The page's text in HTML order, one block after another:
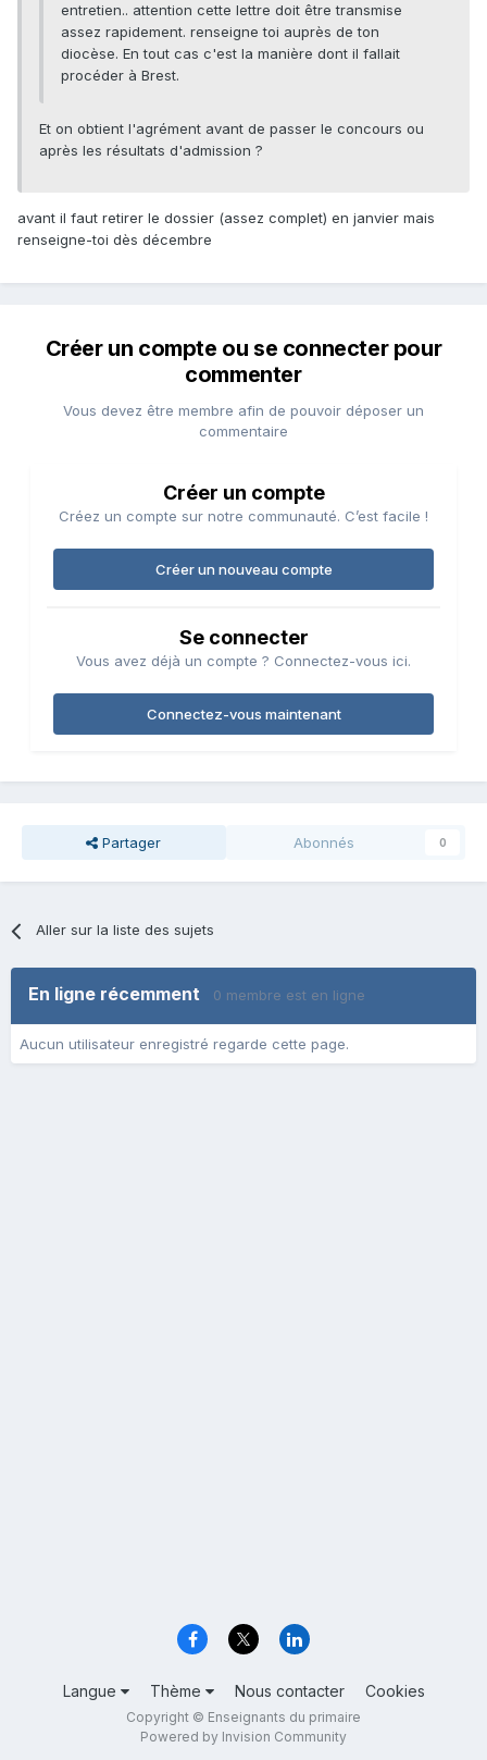
entretien.. attention cette lettre doit être transmise
assez rapidement. renseigne toi auprès de ton
diocèse. En tout cas c'est la manière dont il fallait
procéder à Brest.
Et on obtient l'agrément avant de passer le concours ou
après les résultats d'admission ?
avant il faut retirer le dossier (assez complet) en janvier mais
renseigne-toi dès décembre
Créer un compte ou se connecter pour
commenter
Vous devez être membre afin de pouvoir déposer un
commentaire
Créer un compte
Créez un compte sur notre communauté. C’est facile !
Créer un nouveau compte
Se connecter
Vous avez déjà un compte ? Connectez-vous ici.
Connectez-vous maintenant
Partager Abonnés 0
Aller sur la liste des sujets
En ligne récemment 0 membre est en ligne
Aucun utilisateur enregistré regarde cette page.
Langue Thème Nous contacter Cookies
Copyright © Enseignants du primaire
Powered by Invision Community